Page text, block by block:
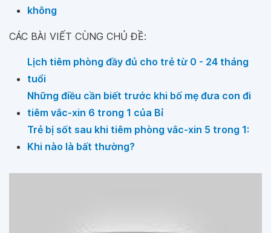
không
CÁC BÀI VIẾT CÙNG CHỦ ĐỀ:
Lịch tiêm phòng đầy đủ cho trẻ từ 0 - 24 tháng
tuổi
Những điều cần biết trước khi bố mẹ đưa con đi
tiêm vắc-xin 6 trong 1 của Bỉ
Trẻ bị sốt sau khi tiêm phòng vắc-xin 5 trong 1:
Khi nào là bất thường?